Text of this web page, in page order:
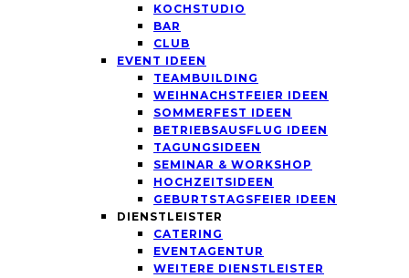
KOCHSTUDIO
BAR
CLUB
EVENT IDEEN
TEAMBUILDING
WEIHNACHSTFEIER IDEEN
SOMMERFEST IDEEN
BETRIEBSAUSFLUG IDEEN
TAGUNGSIDEEN
SEMINAR & WORKSHOP
HOCHZEITSIDEEN
GEBURTSTAGSFEIER IDEEN
DIENSTLEISTER
CATERING
EVENTAGENTUR
WEITERE DIENSTLEISTER